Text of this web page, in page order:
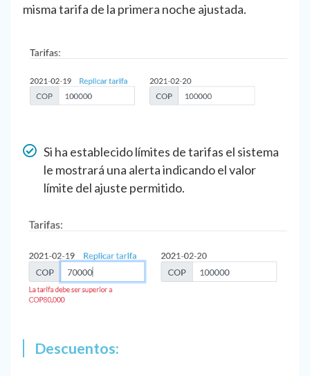
misma tarifa de la primera noche ajustada.
Si ha establecido límites de tarifas el sistema
le mostrará una alerta indicando el valor
límite del ajuste permitido.
Descuentos: